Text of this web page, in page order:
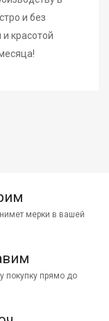
и без
красотой
мерки в вашей
покупку прямо до